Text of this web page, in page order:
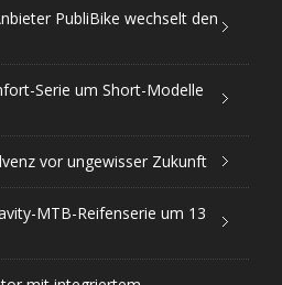
PubliBike wechselt den
Serie um Short-Modelle
vor ungewisser Zukunft
MTB-Reifenserie um 13